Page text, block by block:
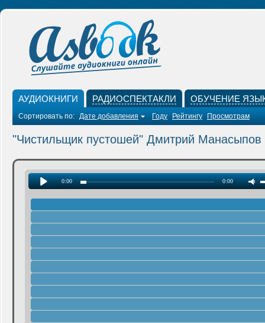
АУДИОКНИГИ РАДИОСПЕКТАКЛИ ОБУЧЕНИЕ
Сортировать по: Дате добавления Году Рейтингу Просмотрам
"Чистильщик пустошей" Дмитрий Манасыпов
0:00 0:00